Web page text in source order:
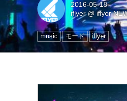
2016-05-18
iflyer@ iflyer
music モード iflyer